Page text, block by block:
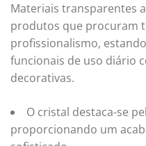
Materiais transparentes
produtos que procuram
profissionalismo,
funcionais de uso diário
decorativas.
O cristal destaca-se
proporcionando um